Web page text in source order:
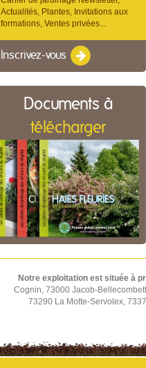
Actualités, Plantes, Invitations aux
formations, Ventes privées...
Inscrivez-vous
Documents à
télécharger
Notre exploitation est située à
Cognin, 73000 Jacob-
73290 La Motte-Servolex,